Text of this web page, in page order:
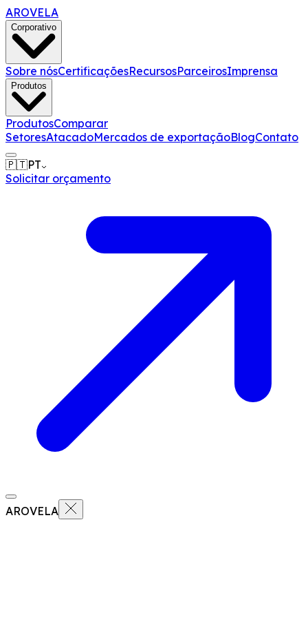
AROVELA
Corporativo
Sobre nósCertificaçõesRecursosParceirosImprensa
Produtos
ProdutosComparar
SetoresAtacadoMercados de exportaçãoBlogContato
🇵🇹PT
Solicitar orçamento
AROVELA